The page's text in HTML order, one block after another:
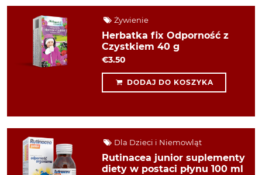
Żywienie
Herbatka fix Odporność z
Czystkiem 40 g
€3.50
DODAJ DO KOSZYKA
Dla Dzieci i Niemowląt
Rutinacea junior suplementy
diety w postaci płynu 100 ml